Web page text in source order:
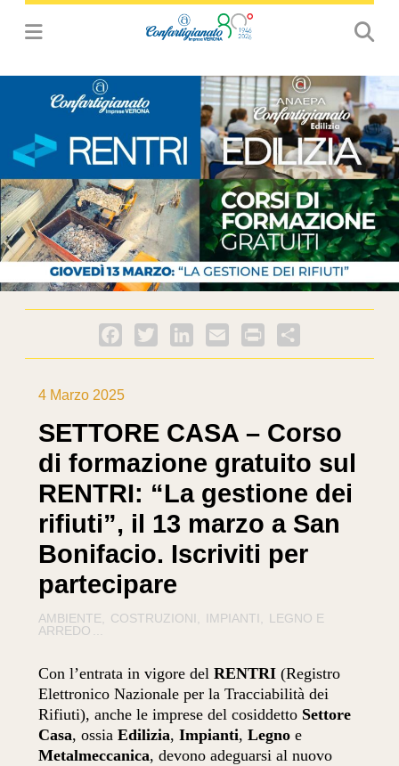
Facebook
Twitter LinkedInEmail PrintFriendly
4 Marzo 2025
SETTORE CASA – Corso
di formazione gratuito sul
RENTRI: “La gestione dei
rifiuti”, il 13 marzo a San
Bonifacio. Iscriviti per
partecipare
AMBIENTE COSTRUZIONI IMPIANTI
LEGNO E
ARREDO ...
Con l’entrata in vigore delRENTRI (Registro
Elettronico Nazionale per la Tracciabilità dei
Rifiuti), anche le imprese del cosiddetto Settore
Casa, ossiaEdilizia,Impianti,Legno e
Metalmeccanica, devono adeguarsi al nuovo